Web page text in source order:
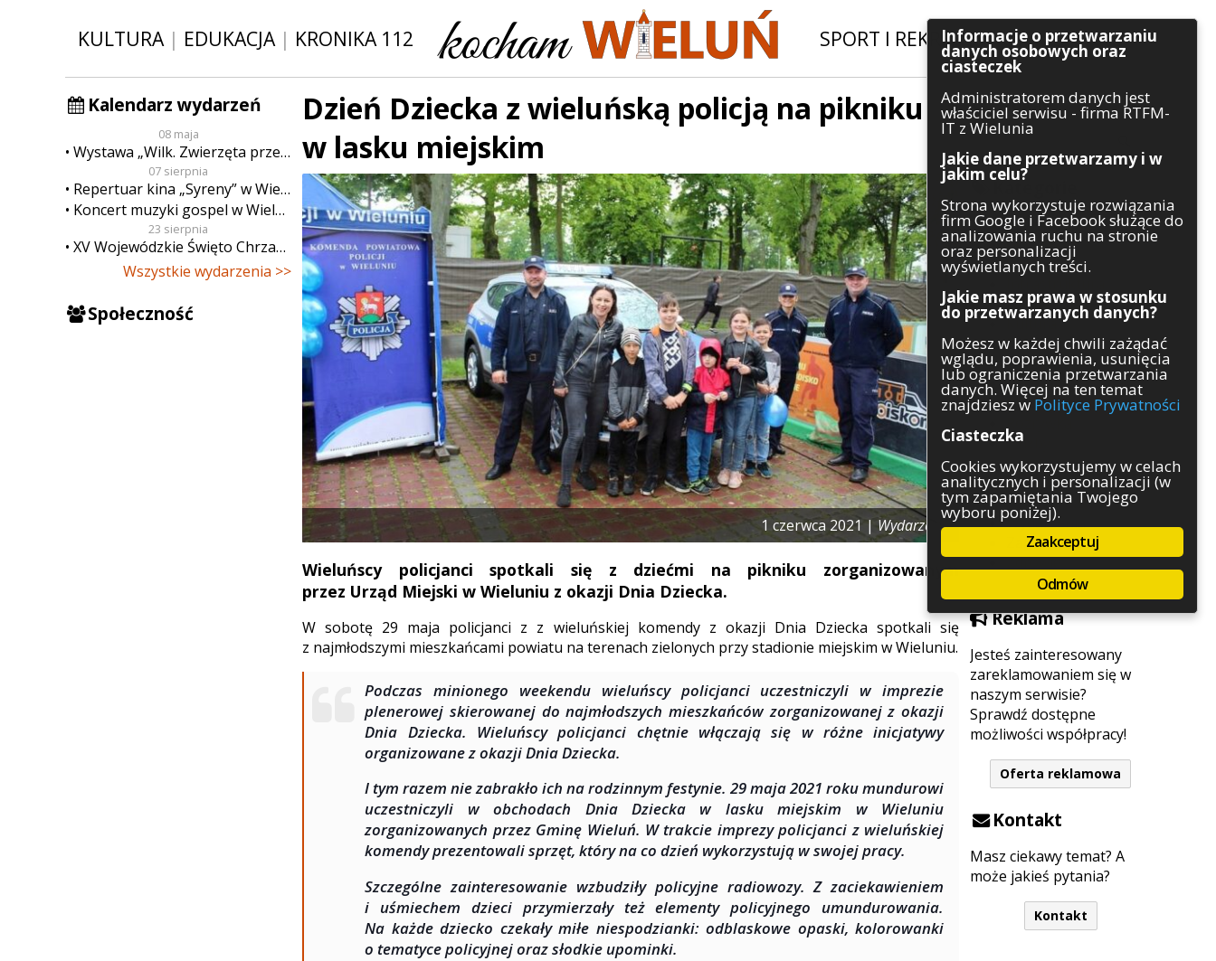
KULTURA| EDUKACJA| KRONIKA 112 SPORT I REKREACJA|INWESTYCJE
Kalendarz wydarzeń
08 maja
Wystawa „Wilk. Zwierzęta przeklęte”
07 sierpnia
Repertuar kina „Syreny” w Wieluniu w dn. od 7 do 13 sierpnia
Koncert muzyki gospel w Wieluniu
23 sierpnia
XV Wojewódzkie Święto Chrzanu
Wszystkie wydarzenia >>
Społeczność
Szukaj
Kategorie
Architektura
Gospodarka
Handel
Komunikaty
Kultura
Polityka
Pozostałe
Psychologia
Rolnictwo
Służby
Sport
Środowisko
Szkolnictwo
Wydarzenia
Zapowiedzi
Zdrowie
Reklama
Jesteś zainteresowany
zareklamowaniem się w
naszym serwisie?
Sprawdź dostępne
możliwości współpracy!
Oferta reklamowa
Kontakt
Masz ciekawy temat? A
może jakieś pytania?
Kontakt
Dzień Dziecka z wieluńską policją na pikniku
w lasku miejskim
1 czerwca 2021 | Wydarzenia
Wieluńscy policjanci spotkali się z dziećmi na pikniku zorganizowanym
przez Urząd Miejski w Wieluniu z okazji Dnia Dziecka.
W sobotę 29 maja policjanci z z wieluńskiej komendy z okazji Dnia Dziecka spotkali się
z najmłodszymi mieszkańcami powiatu na terenach zielonych przy stadionie miejskim w Wieluniu.
Podczas minionego weekendu wieluńscy policjanci uczestniczyli w imprezie
plenerowej skierowanej do najmłodszych mieszkańców zorganizowanej z okazji
Dnia Dziecka. Wieluńscy policjanci chętnie włączają się w różne inicjatywy
organizowane z okazji Dnia Dziecka.
I tym razem nie zabrakło ich na rodzinnym festynie. 29 maja 2021 roku mundurowi
uczestniczyli w obchodach Dnia Dziecka w lasku miejskim w Wieluniu
zorganizowanych przez Gminę Wieluń. W trakcie imprezy policjanci z wieluńskiej
komendy prezentowali sprzęt, który na co dzień wykorzystują w swojej pracy.
Szczególne zainteresowanie wzbudziły policyjne radiowozy. Z zaciekawieniem
i uśmiechem dzieci przymierzały też elementy policyjnego umundurowania.
Na każde dziecko czekały miłe niespodzianki: odblaskowe opaski, kolorowanki
o tematyce policyjnej oraz słodkie upominki.
Informacje o przetwarzaniu
danych osobowych oraz
ciasteczek
Administratorem danych jest
właściciel serwisu - firma RTFM-
IT z Wielunia
Jakie dane przetwarzamy i w
jakim celu?
Strona wykorzystuje rozwiązania
firm Google i Facebook służące do
analizowania ruchu na stronie
oraz personalizacji
wyświetlanych treści.
Jakie masz prawa w stosunku
do przetwarzanych danych?
Możesz w każdej chwili zażądać
wglądu, poprawienia, usunięcia
lub ograniczenia przetwarzania
danych. Więcej na ten temat
znajdziesz w Polityce Prywatności
Ciasteczka
Cookies wykorzystujemy w celach
analitycznych i personalizacji (w
tym zapamiętania Twojego
wyboru poniżej).
Zaakceptuj
Odmów